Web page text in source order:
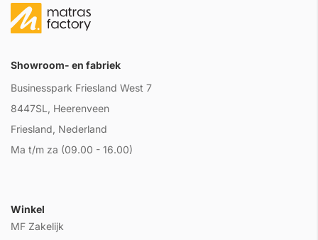
Showroom- en fabriek
Businesspark Friesland West 7
8447SL, Heerenveen
Friesland, Nederland
Ma t/m za (09.00 - 16.00)
Winkel
MF Zakelijk